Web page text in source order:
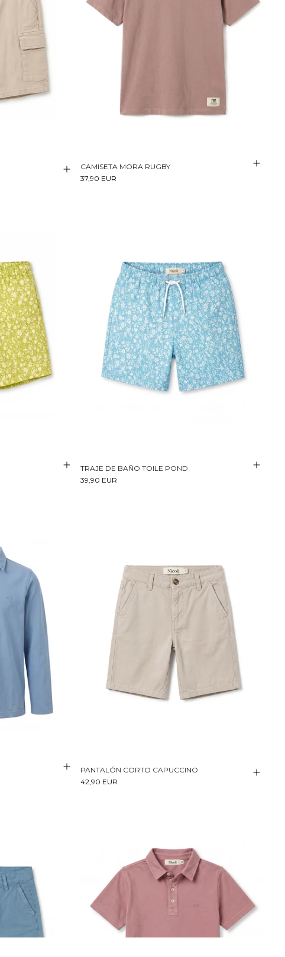
CAMISETA MORA RUGBY
37,90 EUR
TRAJE DE BAÑO TOILE POND
39,90 EUR
PANTALÓN CORTO CAPUCCINO
42,90 EUR